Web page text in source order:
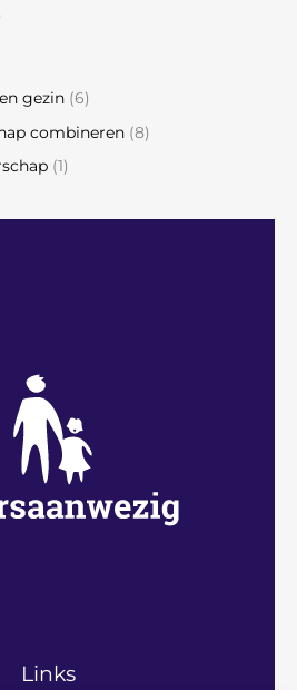
gezin (6)
combineren (8)
(1)
Links